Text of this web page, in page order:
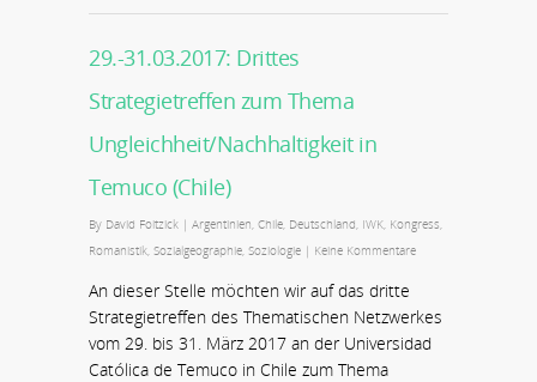
29.-31.03.2017: Drittes
Strategietreffen zum Thema
Ungleichheit/Nachhaltigkeit in
Temuco (Chile)
By David Foitzick | Argentinien, Chile, Deutschland, IWK, Kongress,
Romanistik, Sozialgeographie, Soziologie | Keine Kommentare
An dieser Stelle möchten wir auf das dritte
Strategietreffen des Thematischen Netzwerkes
vom 29. bis 31. März 2017 an der Universidad
Católica de Temuco in Chile zum Thema